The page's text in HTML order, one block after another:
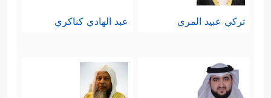
حَیࣰّا وَیَحِقَّ ٱلۡقَوۡلُ عَلَى ٱلۡكَـٰفِرِینَ﴾
مرة أخرى إلى دلائل الإيمان وشواهده
المبثوثة في هذا الكون﴿أَوَلَمۡ یَرَوۡاْ أَنَّا خَلَقۡنَا
تركي عبيد المري عبد الهادي كناكري